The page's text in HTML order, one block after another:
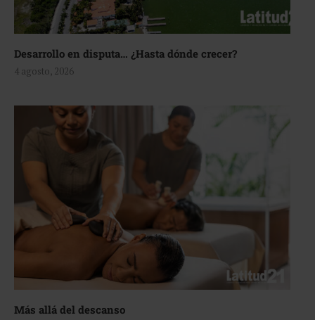
Desarrollo en disputa… ¿Hasta dónde crecer?
4 agosto, 2026
Más allá del descanso